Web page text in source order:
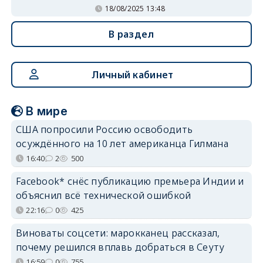
18/08/2025 13:48
В раздел
Личный кабинет
В мире
США попросили Россию освободить
осуждённого на 10 лет американца Гилмана
16:40 2 500
Facebook* снёс публикацию премьера Индии и
объяснил всё технической ошибкой
22:16 0 425
Виноваты соцсети: марокканец рассказал,
почему решился вплавь добраться в Сеуту